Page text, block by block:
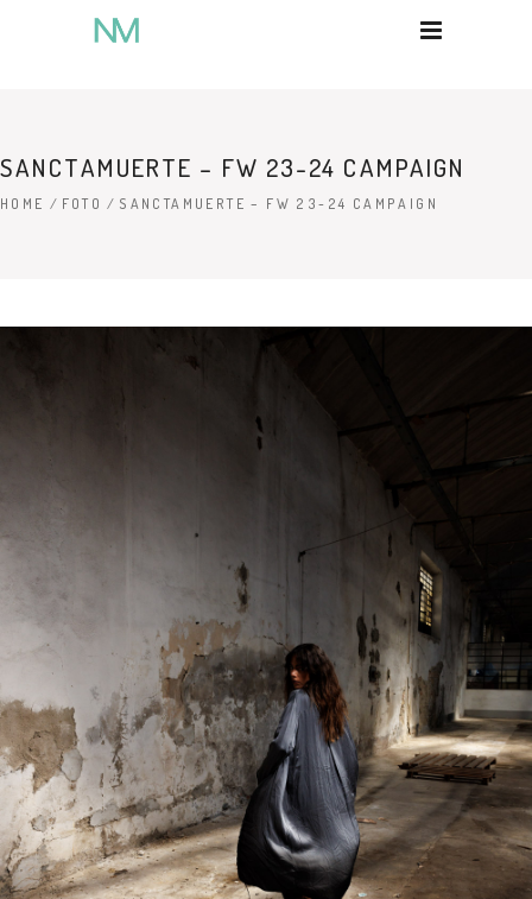
SANCTAMUERTE – FW 23-24 CAMPAIGN
HOME / FOTO / SANCTAMUERTE – FW 23-24 CAMPAIGN